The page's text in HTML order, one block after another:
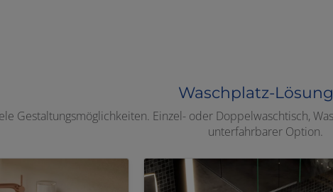
Waschplatz-
Gestaltungsmöglichkeiten. Einzel- oder Doppelwaschtisch,
unterfahrbarer Option.